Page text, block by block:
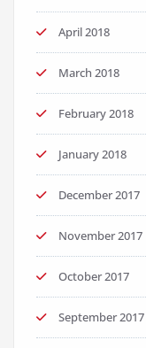
April 2018
March 2018
February 2018
January 2018
December 2017
November 2017
October 2017
September 2017